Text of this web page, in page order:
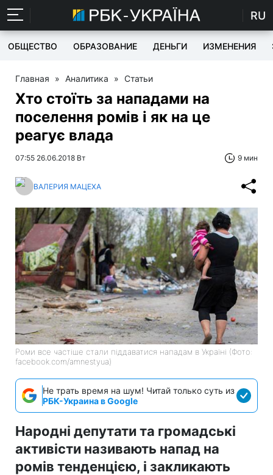
RU
ОБЩЕСТВО ОБРАЗОВАНИЕ ДЕНЬГИ ИЗМЕНЕНИЯ
Главная » Аналитика » Статьи
Хто стоїть за нападами на
поселення ромів і як на це
реагує влада
07:55 26.06.2018 Вт 9 мин
ВАЛЕРИЯ МАЦЕХА
Роми все частіше стали піддаватися нападам в Україні (Фото:
facebook.com/amnestyua)
Не трать время на шум! Читай только суть из
РБК-Украина в Google
Народні депутати та громадські
активісти називають напад на
ромів тенденцією, і закликають